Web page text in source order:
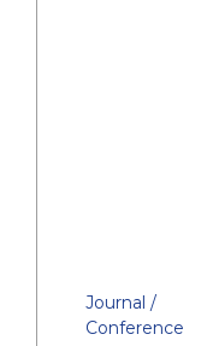
Journal /
Conference